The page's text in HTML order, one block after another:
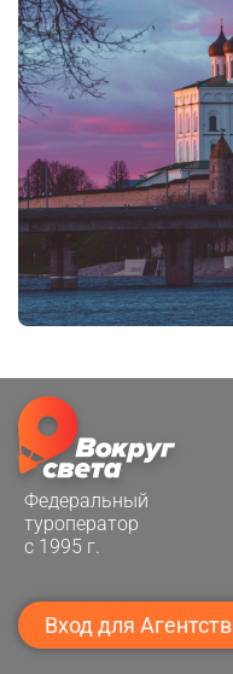
Федеральный
туроператор
с 1995 г.
Вход для Агентств